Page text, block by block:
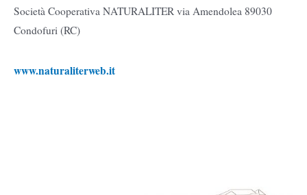
Società Cooperativa NATURALITER via Amendolea 89030
Condofuri (RC)
www.naturaliterweb.it